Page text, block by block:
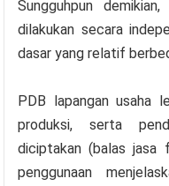
Sungguhpun
dilakukan secara
dasar yang relatif
PDB lapangan usaha
produksi, serta
diciptakan (balas jasa
penggunaan